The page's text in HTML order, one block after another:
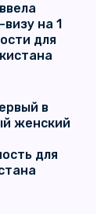
на 1
для
в
женский
для